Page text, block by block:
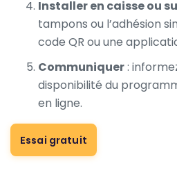
Installer en caisse ou
tampons ou l’adhésion
code QR ou une
Communiquer:
disponibilité du
en ligne.
Essai gratuit